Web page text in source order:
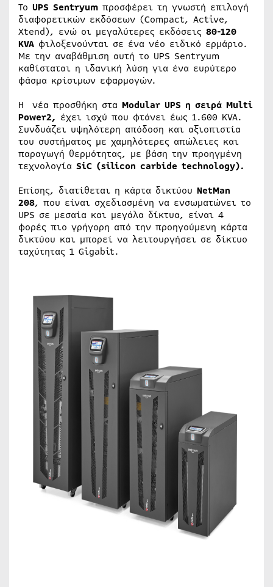
Το UPS Sentryum προσφέρει τη γνωστή επιλογή
διαφορετικών εκδόσεων (Compact, Active,
Xtend), ενώ οι μεγαλύτερες εκδόσεις 80-120
KVA φιλοξενούνται σε ένα νέο ειδικό ερμάριο.
Με την αναβάθμιση αυτή το UPS Sentryum
καθίσταται η ιδανική λύση για ένα ευρύτερο
φάσμα κρίσιμων εφαρμογών.
Η νέα προσθήκη στα Modular UPS η σειρά Multi
Power2, έχει ισχύ που φτάνει έως 1.600 KVA.
Συνδυάζει υψηλότερη απόδοση και αξιοπιστία
του συστήματος με χαμηλότερες απώλειες και
παραγωγή θερμότητας, με βάση την προηγμένη
τεχνολογία SiC (silicon carbide technology).
Επίσης, διατίθεται η κάρτα δικτύου NetMan
208, που είναι σχεδιασμένη να ενσωματώνει το
UPS σε μεσαία και μεγάλα δίκτυα, είναι 4
φορές πιο γρήγορη από την προηγούμενη κάρτα
δικτύου και μπορεί να λειτουργήσει σε δίκτυο
ταχύτητας 1 Gigabit.